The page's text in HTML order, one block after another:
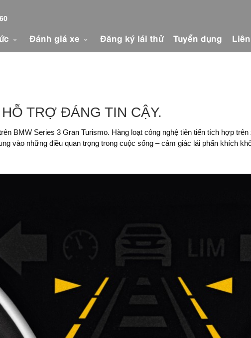
Đánh giá xe Đăng ký lái thử Tuyển dụng
TRỢ ĐÁNG TIN CẬY.
BMW Series 3 Gran Turismo. Hàng loạt công nghệ tiên tiến tích hợp
vào những điều quan trọng trong cuộc sống – cảm giác lái phấn khích